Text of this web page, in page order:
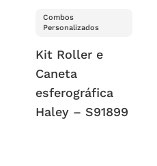
Combos
Personalizados
Kit Roller e
Caneta
esferográfica
Haley – S91899